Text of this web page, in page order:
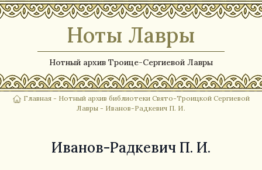
Ноты Лавры
Нотный архив Троице-Сергиевой Лавры
Главная - Нотный архив библиотеки Свято-Троицкой Сергиевой
Лавры - Иванов-Радкевич П. И.
Иванов-Радкевич П. И.